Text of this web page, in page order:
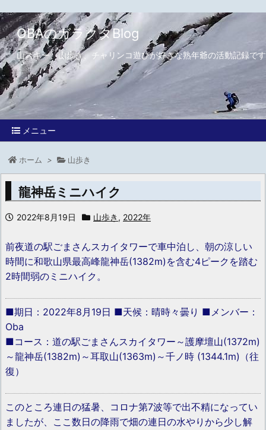
OBAのガラクタBlog
山スキー、山歩き、チャリンコ遊びが好きな熟年爺の活動記録です
メニュー
ホーム > 山歩き
龍神岳ミニハイク
2022年8月19日 山歩き , 2022年
前夜道の駅ごまさんスカイタワーで車中泊し、朝の涼しい
時間に和歌山県最高峰龍神岳(1382m)を含む4ピークを踏む
2時間弱のミニハイク。
■期日：2022年8月19日 ■天候：晴時々曇り ■メンバー：
Oba
■コース：道の駅ごまさんスカイタワー～護摩壇山(1372m)
～龍神岳(1382m)～耳取山(1363m)～千ノ時 (1344.1m)（往
復）
このところ連日の猛暑、コロナ第7波等で出不精になってい
ましたが、ここ数日の降雨で畑の連日の水やりから少し解